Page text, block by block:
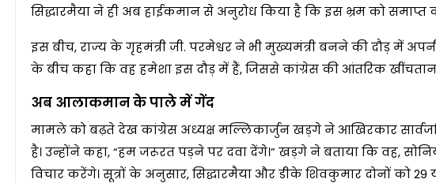
सिद्धारमैया ने ही अब हाईकमान से अनुरोध किया है कि इस भ्रम को
इस बीच, राज्य के गृहमंत्री जी. परमेश्वर ने भी मुख्यमंत्री बनने की दौड़ में
के बीच कहा कि वह हमेशा इस दौड़ में हैं, जिससे कांग्रेस की आंतरिक
अब आलाकमान के पाले में गेंद
मामले को बढ़ते देख कांग्रेस अध्यक्ष मल्लिकार्जुन खड़गे ने आखिरकार
है। उन्होंने कहा, “हम जरूरत पड़ने पर दवा देंगे।” खड़गे ने बताया कि वह,
विचार करेंगे। सूत्रों के अनुसार, सिद्धारमैया और डीके शिवकुमार दोनों को